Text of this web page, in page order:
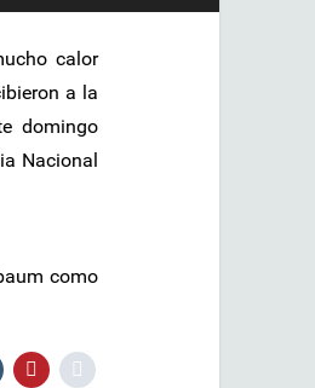
calor
a la
domingo
Nacional
como